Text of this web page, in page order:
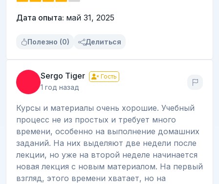
Дата опыта: май 31, 2025
Полезно (0) Делиться
Sergo Tiger Гость
1 год назад
Курсы и материалы очень хорошие. Учебный
процесс не из простых и требует много
времени, особенно на выполнение домашних
заданий. На них выделяют две недели после
лекции, но уже на второй неделе начинается
новая лекция с новым материалом. На первый
взгляд, этого времени хватает, но на